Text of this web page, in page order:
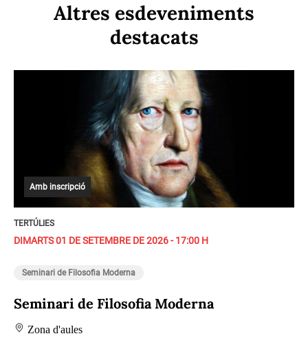
Altres esdeveniments
destacats
Amb inscripció
TERTÚLIES
DIMARTS 01 DE SETEMBRE DE 2026 - 17:00 H
Seminari de Filosofia Moderna
Seminari de Filosofia Moderna
Zona d'aules